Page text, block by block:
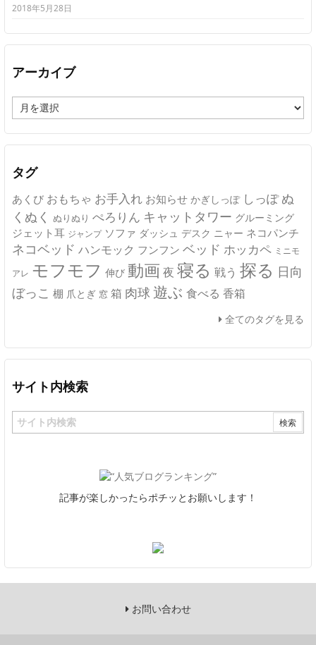
2018年5月28日
アーカイブ
ー
カ
イ
タグ
あくび おもちゃ お手入れ お知らせ かぎしっぽ しっぽ ぬ
くぬく ぬりぬり ぺろりん キャットタワー グルーミング
ジェット耳 ジャンプ ソファ ダッシュ デスク ニャー ネコパンチ
ネコベッド ハンモック フンフン ベッド ホッカペ ミニモ
アレ モフモフ 伸び 動画 夜 寝る 戦う 探る 日向
ぼっこ 棚 爪とぎ 窓 箱 肉球 遊ぶ 食べる 香箱
全てのタグを見る
サイト内検索
記事が楽しかったらポチッとお願いします！
お問い合わせ